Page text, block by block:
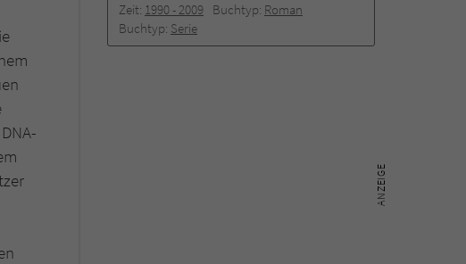
Zeit: 1990 -­ 2009 Buchtyp: Roman
Buchtyp: Serie